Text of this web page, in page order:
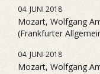
04. JUNI 2018
Mozart, Wolfgang
(Frankfurter
04. JUNI 2018
Mozart, Wolfgang